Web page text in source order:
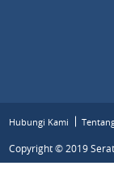
Hubungi Kami
Copyright © 2019